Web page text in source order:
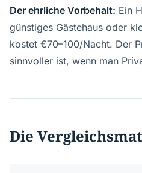
Der ehrliche Vorbehalt: Ein
günstiges Gästehaus oder
kostet €70–100/Nacht. Der
sinnvoller ist, wenn man
Die